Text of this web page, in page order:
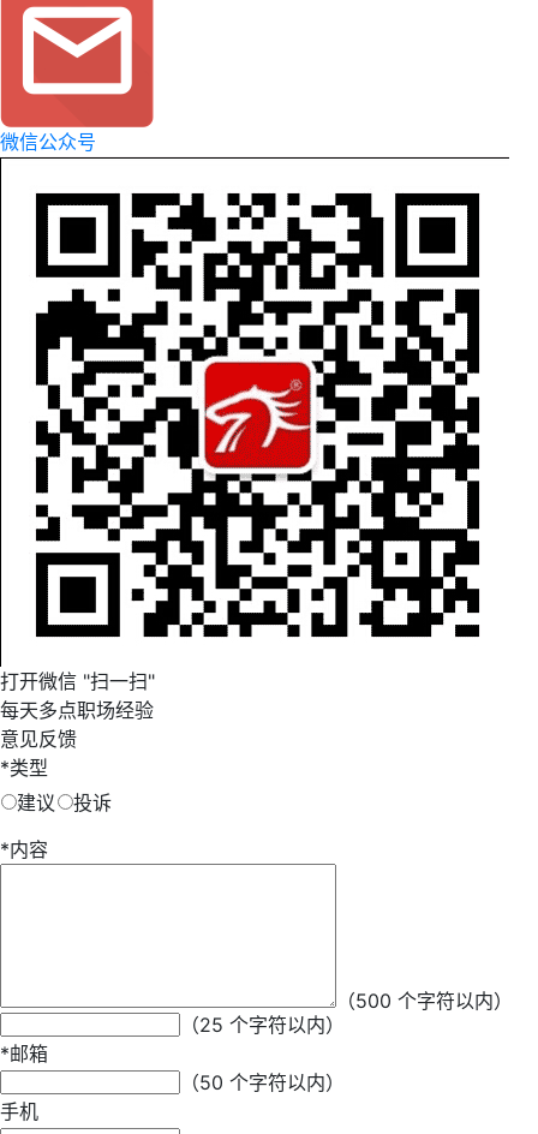
微信公众号
打开微信 "扫一扫"
每天多点职场经验
意见反馈
*类型
建议
投诉
*内容
（500 个字符以内）
（25 个字符以内）
*邮箱
（50 个字符以内）
手机